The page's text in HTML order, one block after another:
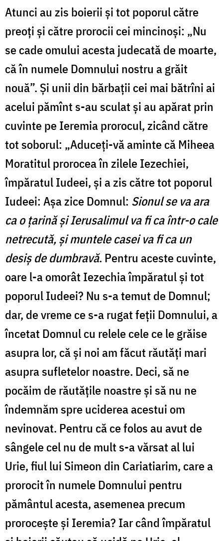
Atunci au zis boierii și tot poporul către
preoți și către prorocii cei mincinoși: „Nu
se cade omului acesta judecată de moarte,
că în numele Domnului nostru a grăit
nouă”. Și unii din bărbații cei mai bătrîni ai
acelui pămînt s-au sculat și au apărat prin
cuvinte pe Ieremia prorocul, zicând către
tot soborul: „Aduceți-vă aminte că Miheea
Moratitul prorocea în zilele Iezechiei,
împăratul Iudeei, și a zis către tot poporul
Iudeei: Așa zice Domnul: Sionul se va ara
ca o țarină și Ierusalimul va fi ca într-o cale
netrecută, și muntele casei va fi ca un
desiș de dumbravă. Pentru aceste cuvinte,
oare l-a omorât Iezechia împăratul și tot
poporul Iudeei? Nu s-a temut de Domnul;
dar, de vreme ce s-a rugat feții Domnului, a
încetat Domnul cu relele cele ce le grăise
asupra lor, că și noi am făcut răutăți mari
asupra sufletelor noastre. Deci, să ne
pocăim de răutățile noastre și să nu ne
îndemnăm spre uciderea acestui om
nevinovat. Pentru că ce folos au avut de
sângele cel nu de mult s-a vărsat al lui
Urie, fiul lui Simeon din Cariatiarim, care a
prorocit în numele Domnului pentru
pământul acesta, asemenea precum
prorocește și Ieremia? Iar când împăratul